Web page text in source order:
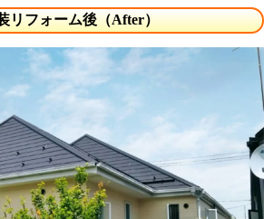
リフォーム後（After）